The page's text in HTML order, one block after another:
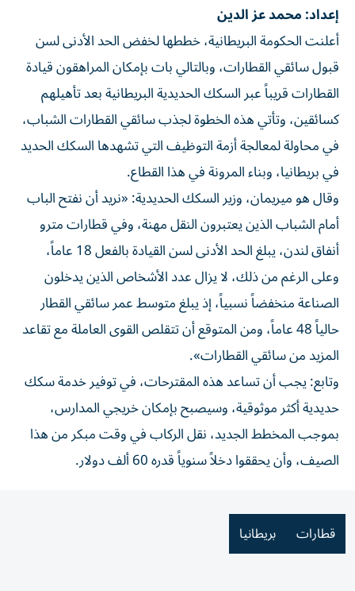
إعداد: محمد عز الدين
أعلنت الحكومة البريطانية، خططها لخفض الحد الأدنى لسن
قبول سائقي القطارات، وبالتالي بات بإمكان المراهقون قيادة
القطارات قريباً عبر السكك الحديدية البريطانية بعد تأهيلهم
كسائقين، وتأتي هذه الخطوة لجذب سائقي القطارات الشباب،
في محاولة لمعالجة أزمة التوظيف التي تشهدها السكك الحديد
في بريطانيا، وبناء المرونة في هذا القطاع.
وقال هو ميريمان، وزير السكك الحديدية: «نريد أن نفتح الباب
أمام الشباب الذين يعتبرون النقل مهنة، وفي قطارات مترو
أنفاق لندن، يبلغ الحد الأدنى لسن القيادة بالفعل 18 عاماً،
وعلى الرغم من ذلك، لا يزال عدد الأشخاص الذين يدخلون
الصناعة منخفضاً نسبياً، إذ يبلغ متوسط عمر سائقي القطار
حالياً 48 عاماً، ومن المتوقع أن تتقلص القوى العاملة مع تقاعد
المزيد من سائقي القطارات».
وتابع: يجب أن تساعد هذه المقترحات، في توفير خدمة سكك
حديدية أكثر موثوقية، وسيصبح بإمكان خريجي المدارس،
بموجب المخطط الجديد، نقل الركاب في وقت مبكر من هذا
الصيف، وأن يحققوا دخلاً سنوياً قدره 60 ألف دولار.
قطارات بريطانيا